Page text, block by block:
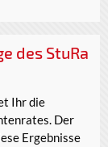
des StuRa
Ihr die
Der
Ergebnisse